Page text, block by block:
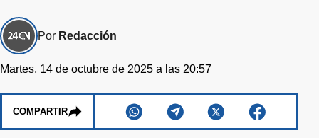
Por Redacción
Martes, 14 de octubre de 2025 a las 20:57
COMPARTIR